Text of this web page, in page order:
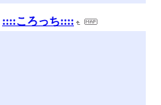
::::ころっち::::